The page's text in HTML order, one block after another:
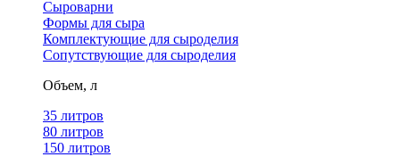
Сыроварни
Формы для сыра
Комплектующие для сыроделия
Сопутствующие для сыроделия
Объем, л
35 литров
80 литров
150 литров